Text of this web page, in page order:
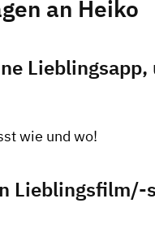
an Heiko
Lieblingsapp,
wie und wo!
Lieblingsfilm/-